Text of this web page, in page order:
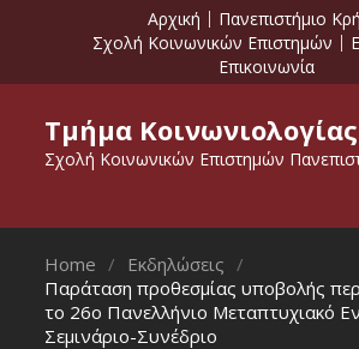
Αρχική
Πανεπιστήμιο
Σχολή Κοινωνικών Επιστημών
Επικοινωνία
Τμήμα Κοινωνιολογίας
Σχολή Κοινωνικών Επιστημών
Home
Εκδηλώσεις
Παράταση προθεσμίας υποβολής
το 26ο Πανελλήνιο Μεταπτυχιακό
Σεμινάριο-Συνέδριο